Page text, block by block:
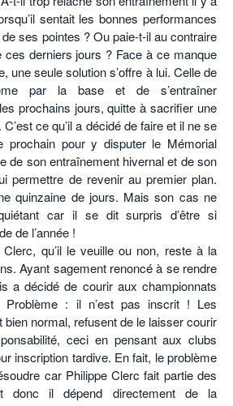
sentait les bonnes performances
ses pointes ? Ou paie-t-il au contraire
derniers jours ? Face à ce manque
une seule solution s’offre à lui. Celle de
par la base et de s’entraîner
prochains jours, quitte à sacrifier une
ce qu’il a décidé de faire et il ne se
prochain pour y disputer le Mémorial
de son entraînement hivernal et de son
permettre de revenir au premier plan.
quinzaine de jours. Mais son cas ne
car il se dit surpris d’être si
de l’année !
Clerc, qu’il le veuille ou non, reste à la
Ayant sagement renoncé à se rendre
a décidé de courir aux championnats
Problème : il n’est pas inscrit ! Les
bien normal, refusent de le laisser courir
ceci en pensant aux clubs
inscription tardive. En fait, le problème
car Philippe Clerc fait partie des
donc il dépend directement de la